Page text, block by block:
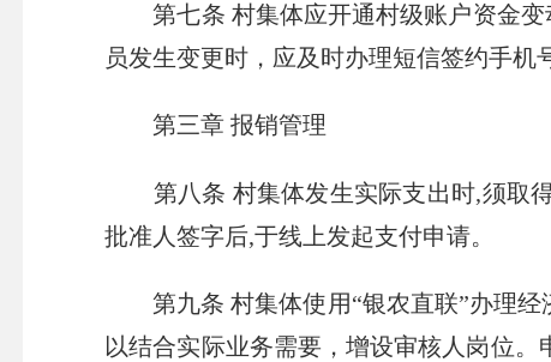
第七条 村集体应开通村级账户资金
员发生变更时，应及时办理短信签约手机
第三章 报销管理
第八条 村集体发生实际支出时,须取
批准人签字后,于线上发起支付申请。
第九条 村集体使用“银农直联”办理经
以结合实际业务需要，增设审核人岗位